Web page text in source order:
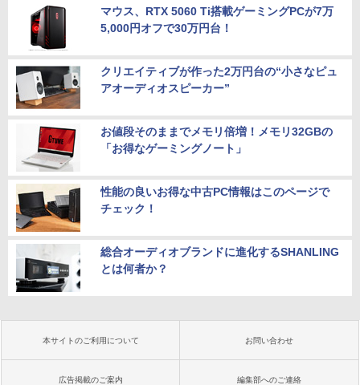
マウス、RTX 5060 Ti搭載ゲーミングPCが7万
5,000円オフで30万円台！
クリエイティブが作った2万円台の“小さなピュ
アオーディオスピーカー”
お値段そのままでメモリ倍増！メモリ32GBの
「お得なゲーミングノート」
性能の良いお得な中古PC情報はこのページで
チェック！
総合オーディオブランドに進化するSHANLING
とは何者か？
本サイトのご利用について お問い合わせ
広告掲載のご案内 編集部へのご連絡